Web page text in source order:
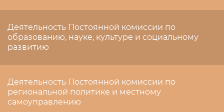
Деятельность Постоянной комиссии по
образованию, науке, культуре и социальному
развитию
Деятельность Постоянной комиссии по
региональной политике и местному
самоуправлению